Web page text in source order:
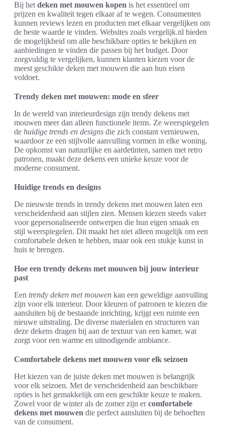
Bij het deken met mouwen kopen is het essentieel om
prijzen en kwaliteit tegen elkaar af te wegen. Consumenten
kunnen reviews lezen en producten met elkaar vergelijken om
de beste waarde te vinden. Websites zoals vergelijk.nl bieden
de mogelijkheid om alle beschikbare opties te bekijken en
aanbiedingen te vinden die passen bij het budget. Door
zorgvuldig te vergelijken, kunnen klanten kiezen voor de
meest geschikte deken met mouwen die aan hun eisen
voldoet.
Trendy deken met mouwen: mode en sfeer
In de wereld van interieurdesign zijn trendy dekens met
mouwen meer dan alleen functionele items. Ze weerspiegelen
de huidige trends en designs die zich constant vernieuwen,
waardoor ze een stijlvolle aanvulling vormen in elke woning.
De opkomst van natuurlijke en aardetinten, samen met retro
patronen, maakt deze dekens een unieke keuze voor de
moderne consument.
Huidige trends en designs
De nieuwste trends in trendy dekens met mouwen laten een
verscheidenheid aan stijlen zien. Mensen kiezen steeds vaker
voor gepersonaliseerde ontwerpen die hun eigen smaak en
stijl weerspiegelen. Dit maakt het niet alleen mogelijk om een
comfortabele deken te hebben, maar ook een stukje kunst in
huis te brengen.
Hoe een trendy dekens met mouwen bij jouw interieur
past
Een trendy deken met mouwen kan een geweldige aanvulling
zijn voor elk interieur. Door kleuren of patronen te kiezen die
aansluiten bij de bestaande inrichting, krijgt een ruimte een
nieuwe uitstraling. De diverse materialen en structuren van
deze dekens dragen bij aan de textuur van een kamer, wat
zorgt voor een warme en uitnodigende ambiance.
Comfortabele dekens met mouwen voor elk seizoen
Het kiezen van de juiste deken met mouwen is belangrijk
voor elk seizoen. Met de verscheidenheid aan beschikbare
opties is het gemakkelijk om een geschikte keuze te maken.
Zowel voor de winter als de zomer zijn ercomfortabele
dekens met mouwen die perfect aansluiten bij de behoeften
van de consument.